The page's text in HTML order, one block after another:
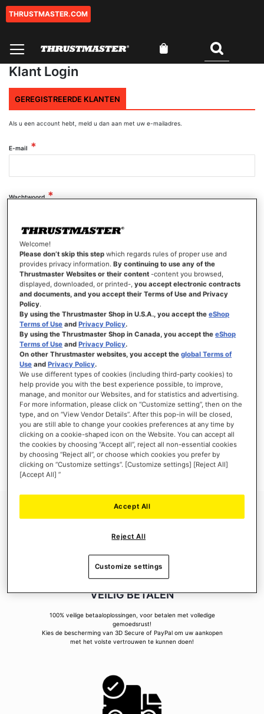
Ga
inhoud
THRUSTMASTER.COM
Klant Login
GEREGISTREERDE KLANTEN
Als u een account hebt, meld u dan aan met uw e-mailadres.
E-mail
Wachtwoord
Wachtwoord tonen
INLOGGEN
Wachtwoord vergeten?
NIEUWE KLANTEN
Het aanmaken van een account heeft vele voordelen: sneller afhandelen, meer dan
één adres registreren, volgen van bestellingen en meer.
ACCOUNT AANMAKEN
VEILIG BETALEN
100% veilige betaaloplossingen, voor betalen met volledige
gemoedsrust!
Kies de bescherming van 3D Secure of PayPal om uw aankopen
met het volste vertrouwen te kunnen doen!
Welcome!
Please don’t skip this step which regards rules of proper use and
provides privacy information.By continuing to use any of the
Thrustmaster Websites or their content -content you browsed,
displayed, downloaded, or printed-,you accept electronic contracts
and documents, and you accept their Terms of Use and Privacy
Policy.
By using the Thrustmaster Shop in U.S.A., you accept theeShop
Terms of Use andPrivacy Policy.
By using the Thrustmaster Shop in Canada, you accept theeShop
Terms of Use andPrivacy Policy.
On other Thrustmaster websites, you accept theglobal Terms of
Use andPrivacy Policy.
We use different types of cookies (including third-party cookies) to
help provide you with the best experience possible, to improve,
manage, and monitor our Websites, and for statistics and advertising.
For more information, please click on “Customize setting”, then on the
type, and on “View Vendor Details”. After this pop-in will be closed,
you are still able to change your cookies preferences at any time by
clicking on a cookie-shaped icon on the Website. You can accept all
the cookies by choosing “Accept all”, reject all non-essential cookies
by choosing “Reject all”, or choose which cookies you prefer by
clicking on “Customize settings”. [Customize settings] [Reject All]
[Accept All] ”
Reject All
Accept All
Customize settings